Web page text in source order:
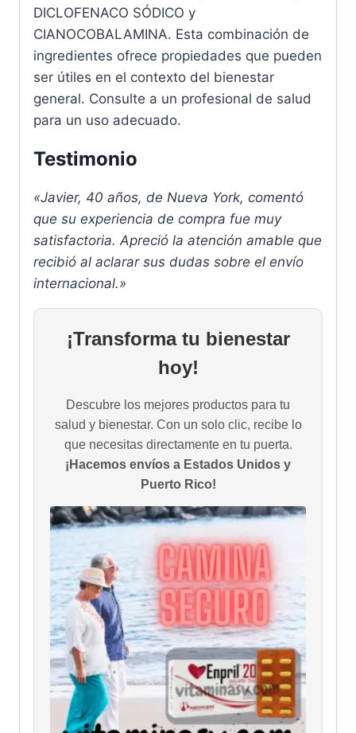
DICLOFENACO SÓDICO y
CIANOCOBALAMINA. Esta combinación de
ingredientes ofrece propiedades que pueden
ser útiles en el contexto del bienestar
general. Consulte a un profesional de salud
para un uso adecuado.
Testimonio
«Javier, 40 años, de Nueva York, comentó
que su experiencia de compra fue muy
satisfactoria. Apreció la atención amable que
recibió al aclarar sus dudas sobre el envío
internacional.»
¡Transforma tu bienestar
hoy!
Descubre los mejores productos para tu
salud y bienestar. Con un solo clic, recibe lo
que necesitas directamente en tu puerta.
¡Hacemos envíos a Estados Unidos y
Puerto Rico!